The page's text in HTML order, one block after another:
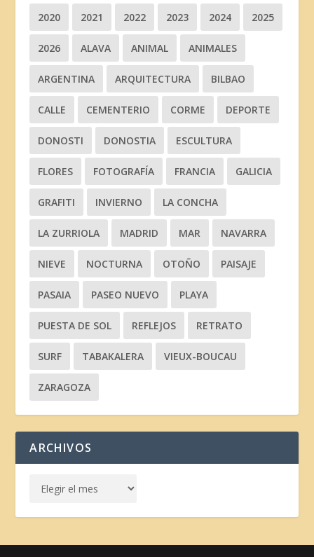
2020 2021 2022 2023 2024 2025
2026 ALAVA ANIMAL ANIMALES
ARGENTINA ARQUITECTURA BILBAO
CALLE CEMENTERIO CORME DEPORTE
DONOSTI DONOSTIA ESCULTURA
FLORES FOTOGRAFÍA FRANCIA GALICIA
GRAFITI INVIERNO LA CONCHA
LA ZURRIOLA MADRID MAR NAVARRA
NIEVE NOCTURNA OTOÑO PAISAJE
PASAIA PASEO NUEVO PLAYA
PUESTA DE SOL REFLEJOS RETRATO
SURF TABAKALERA VIEUX-BOUCAU
ZARAGOZA
ARCHIVOS